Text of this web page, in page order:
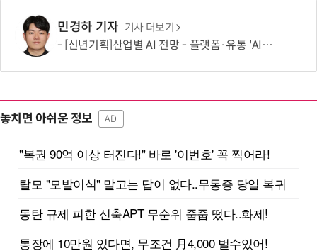
민경하 기자 기사 더보기
[신년기획]산업별 AI 전망 - 플랫폼·유통 'AI 에이전트 시대' 개막
놓치면 아쉬운 정보 AD